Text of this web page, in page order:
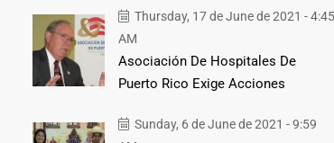
Thursday, 17 de June de 2021 - 4:45
AM
Asociación De Hospitales De
Puerto Rico Exige Acciones
Sunday, 6 de June de 2021 - 9:59